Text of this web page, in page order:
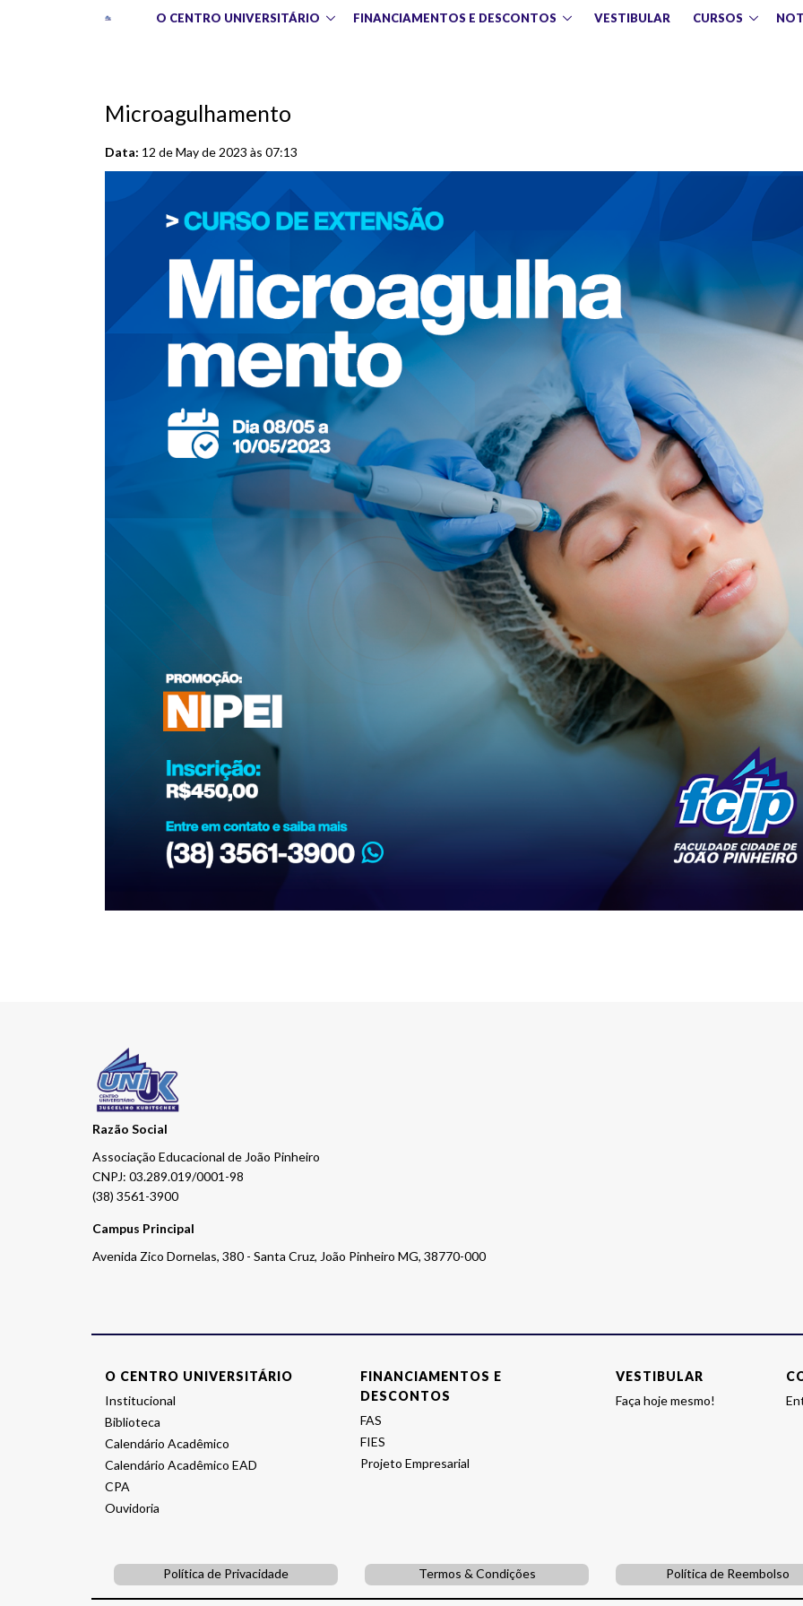
O CENTRO UNIVERSITÁRIO FINANCIAMENTOS E DESCONTOS VESTIBULAR CURSOS
Microagulhamento
Data: 12 de May de 2023 às 07:13
Razão Social
Associação Educacional de João Pinheiro
CNPJ: 03.289.019/0001-98
(38) 3561-3900
Campus Principal
Avenida Zico Dornelas, 380 - Santa Cruz, João Pinheiro MG, 38770-000
O CENTRO UNIVERSITÁRIO
Institucional
Biblioteca
Calendário Acadêmico
Calendário Acadêmico EAD
CPA
Ouvidoria
FINANCIAMENTOS E
DESCONTOS
FAS
FIES
Projeto Empresarial
VESTIBULAR
Faça hoje mesmo!
Política de Privacidade Termos & Condições Política de Reembolso